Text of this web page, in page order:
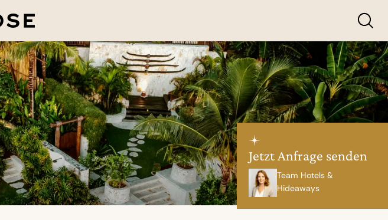
Jetzt Anfrage senden
Team Hotels &
Hideaways